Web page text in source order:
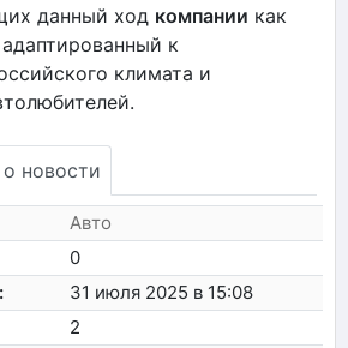
данный ход компании как
к
климата и
новости
Авто
0
31 июля 2025 в 15:08
2